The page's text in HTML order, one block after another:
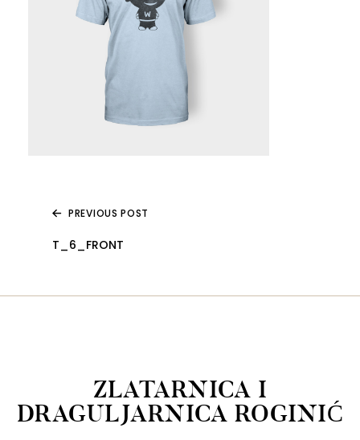
PREVIOUS POST
T_6_FRONT
ZLATARNICA I
DRAGULJARNICA ROGINIĆ